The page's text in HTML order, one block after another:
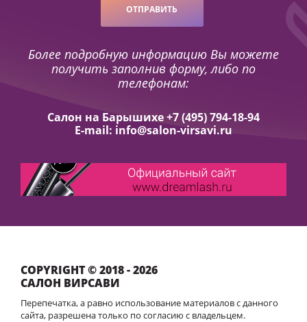
ОТПРАВИТЬ
Более подробную информацию Вы можете
получить заполнив форму, либо по
телефонам:
Салон на Барышихе +7 (495) 794-18-94
E-mail: info@salon-virsavi.ru
COPYRIGHT © 2018 - 2026
САЛОН ВИРСАВИ
Перепечатка, а равно использование материалов с данного
сайта, разрешена только по согласию с владельцем.